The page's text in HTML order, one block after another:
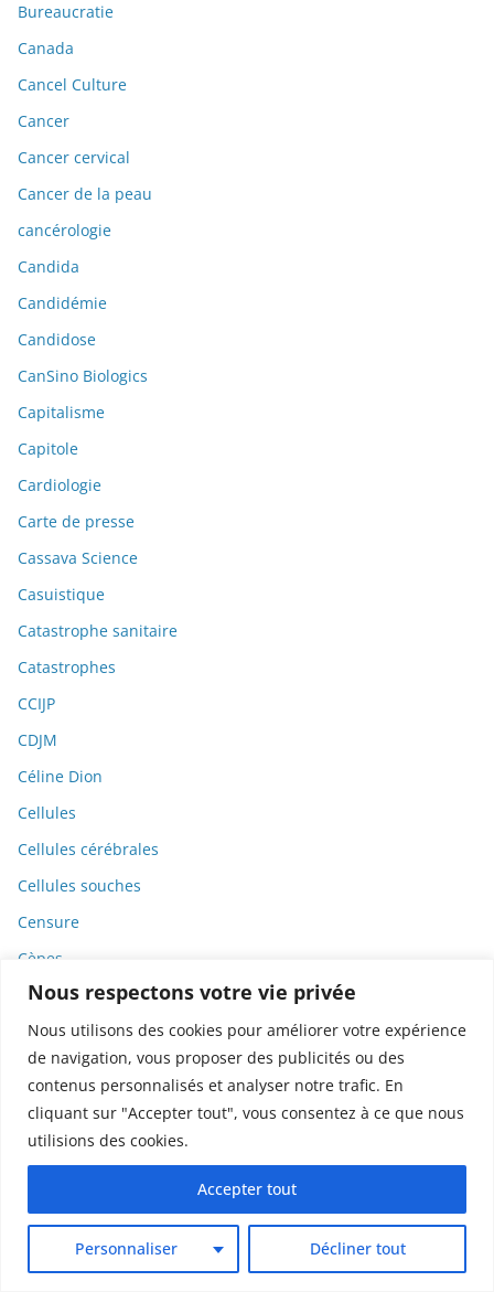
Nous respectons votre vie privée
Nous utilisons des cookies pour améliorer votre expérience
de navigation, vous proposer des publicités ou des
contenus personnalisés et analyser notre trafic. En
cliquant sur "Accepter tout", vous consentez à ce que nous
utilisions des cookies.
Personnaliser Décliner tout
Accepter tout
Bureaucratie
Canada
Cancel Culture
Cancer
Cancer cervical
Cancer de la peau
cancérologie
Candida
Candidémie
Candidose
CanSino Biologics
Capitalisme
Capitole
Cardiologie
Carte de presse
Cassava Science
Casuistique
Catastrophe sanitaire
Catastrophes
CCIJP
CDJM
Céline Dion
Cellules
Cellules cérébrales
Cellules souches
Censure
Cèpes
CERN
Cerveau
Champignons
Chant
Charbon
Charles III
Chatbots